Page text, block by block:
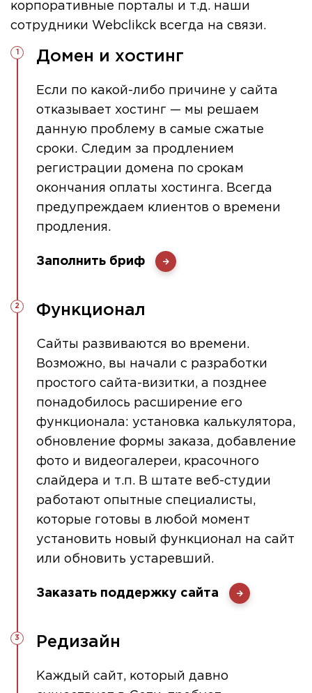
корпоративные порталы и т.д. наши
сотрудники Webclikck всегда на связи.
Домен и хостинг
Если по какой-либо причине у сайта
отказывает хостинг — мы решаем
данную проблему в самые сжатые
сроки. Следим за продлением
регистрации домена по срокам
окончания оплаты хостинга. Всегда
предупреждаем клиентов о времени
продления.
Заполнить бриф
Функционал
Сайты развиваются во времени.
Возможно, вы начали с разработки
простого сайта-визитки, а позднее
понадобилось расширение его
функционала: установка калькулятора,
обновление формы заказа, добавление
фото и видеогалереи, красочного
слайдера и т.п. В штате веб-студии
работают опытные специалисты,
которые готовы в любой момент
установить новый функционал на сайт
или обновить устаревший.
Заказать поддержку сайта
Редизайн
Каждый сайт, который давно